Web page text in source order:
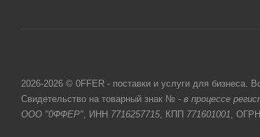
2026-2026 © 0FFER - поставки и услуги для бизнеса.
Свидетельство на товарный знак № - в процессе
ООО "0ФФЕР", ИНН 7716257715, КПП 771601001, ОГРН